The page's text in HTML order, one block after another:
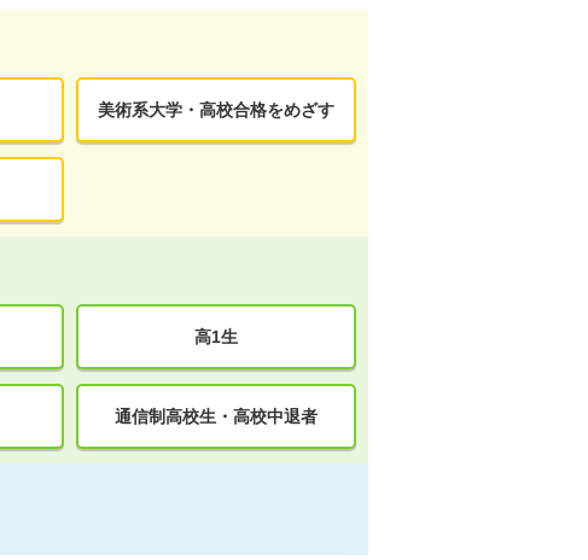
美術系大学・高校合格をめざす
高1生
通信制高校生・高校中退者